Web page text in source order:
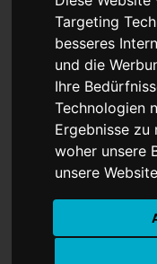
Targeting
besseres
und die
Ihre
Technologien
Ergebnisse zu
woher unsere
unsere
El
culpa de